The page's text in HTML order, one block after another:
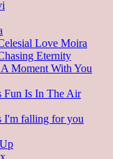
Love Moira
Eternity
A Moment With You
Fun Is In The Air
I'm falling for you